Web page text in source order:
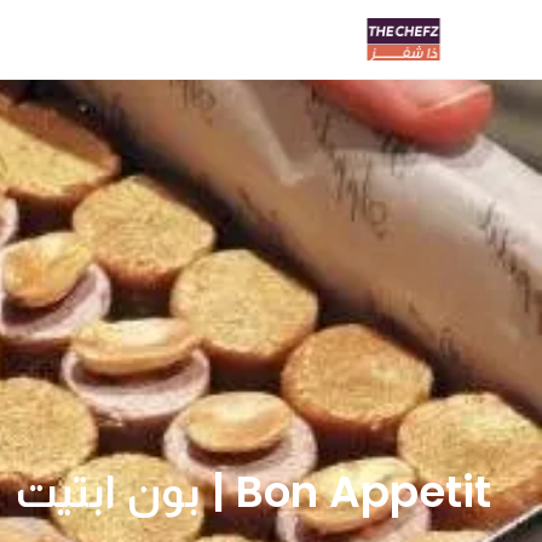
Bon Appetit | بون ابتيت